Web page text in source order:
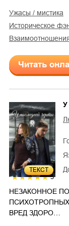
ужасы / мистика
историческое
Читать
ТЕКСТ
5
У
НЕЗАКОННОЕ
ВРЕД ЗДОРО…